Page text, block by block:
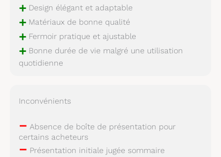
+Design élégant et adaptable
+Matériaux de bonne qualité
+Fermoir pratique et ajustable
+Bonne durée de vie malgré une utilisation
quotidienne
Inconvénients
– Absence de boîte de présentation pour
certains acheteurs
– Présentation initiale jugée sommaire